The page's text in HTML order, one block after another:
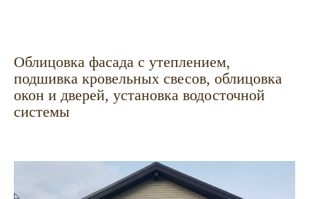
Облицовка фасада с утеплением,
подшивка кровельных свесов, облицовка
окон и дверей, установка водосточной
системы